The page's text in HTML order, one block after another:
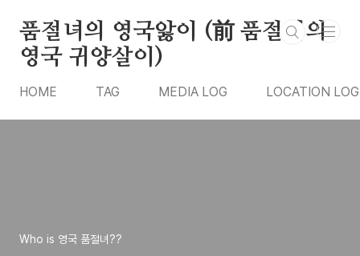
품절녀의 영국앓이 (前 품절녀의
영국 귀양살이)
HOME TAG MEDIA LOG LOCATION LOG
Who is 영국 품절녀??